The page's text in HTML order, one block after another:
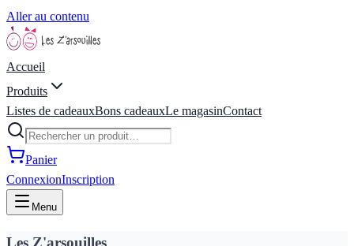
Aller au contenu
Accueil
Produits
Listes de cadeauxBons cadeauxLe magasinContact
Panier
ConnexionInscription
Menu
Les Z'arsouilles